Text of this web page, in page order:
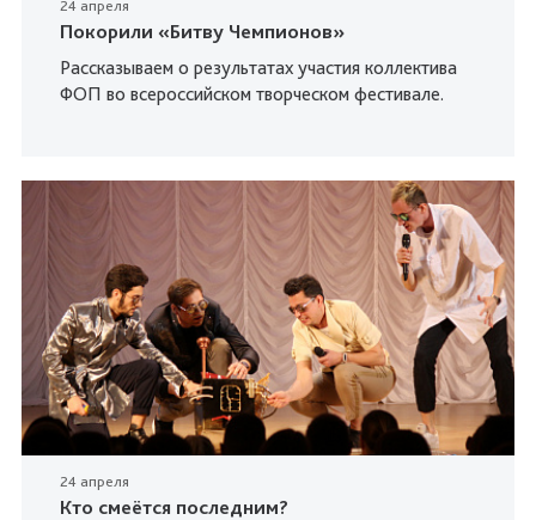
24 апреля
Покорили «Битву Чемпионов»
Рассказываем о результатах участия коллектива
ФОП во всероссийском творческом фестивале.
24 апреля
Кто смеётся последним?